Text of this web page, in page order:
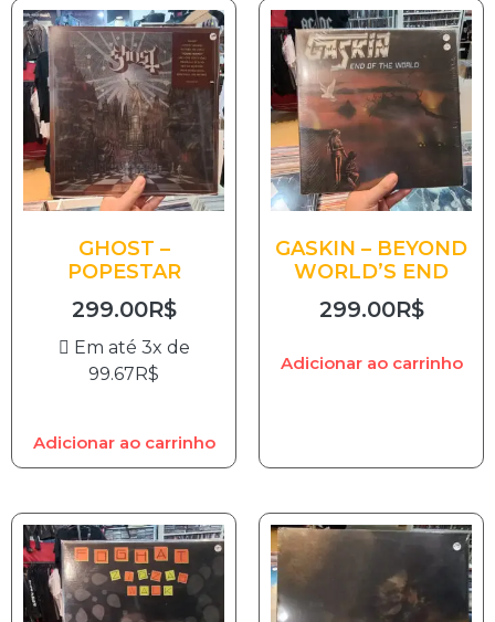
GHOST –
POPESTAR
299.00R$
Em até 3x de
99.67R$
Adicionar ao carrinho
GASKIN – BEYOND
WORLD’S END
299.00R$
Adicionar ao carrinho